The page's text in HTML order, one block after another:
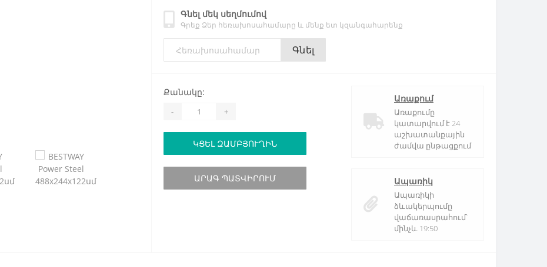
Գնել մեկ սեղմումով
Գրեք Ձեր հեռախոսահամարը և մենք ետ կզանգահարենք
Գնել
Քանակը:
- +
ԿՑԵԼ ԶԱՄԲՅՈՒՂԻՆ
ԱՐԱԳ ՊԱՏՎԻՐՈՒՄ
Առաքում
Առաքումը
կատարվում է 24
աշխատանքային
ժամվա ընթացքում
Ապառիկ
Ապառիկի
ձևակերպումը
վաճառասրահում՝
մինչև 19:50